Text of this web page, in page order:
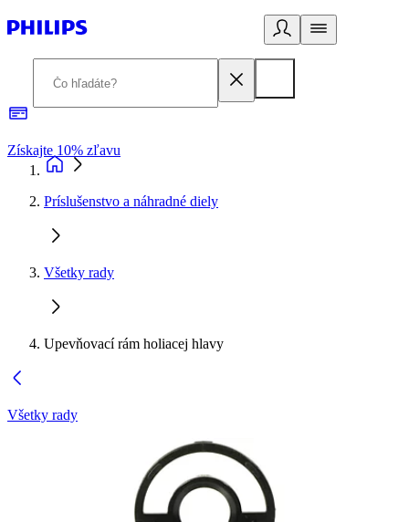
Získajte 10% zľavu
Príslušenstvo a náhradné diely
Všetky rady
Upevňovací rám holiacej hlavy
Všetky rady